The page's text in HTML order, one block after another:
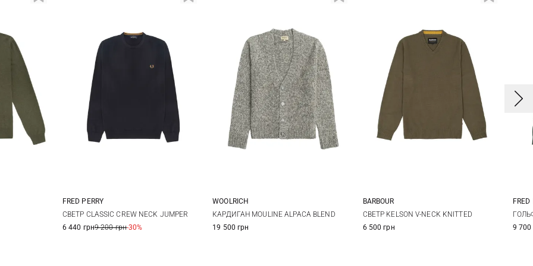
S M L XL
FRED PERRY
СВЕТР CLASSIC CREW NECK JUMPER
6 440 грн9 200 грн-30%
M L XL
WOOLRICH
КАРДИГАН MOULINE ALPACA BLEND
19 500 грн
M L XL
BARBOUR
СВЕТР KELSON V-NECK KNITTED
6 500 грн
M
FRED
9 700